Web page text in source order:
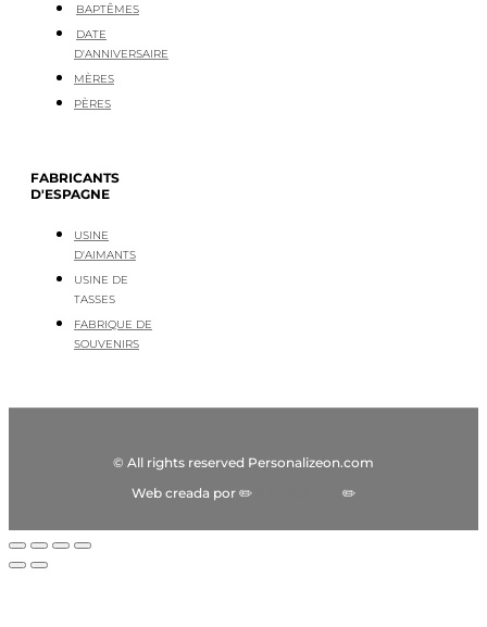
BAPTÊMES
DATE
D'ANNIVERSAIRE
MÈRES
PÈRES
FABRICANTS
D'ESPAGNE
USINE
D'AIMANTS
USINE DE
TASSES
FABRIQUE DE
SOUVENIRS
© All rights reserved Personalizeon.com
Web creada por ✏️
✏️